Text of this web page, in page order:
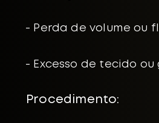
- Perda de volume ou
- Excesso de tecido
Procedimento: